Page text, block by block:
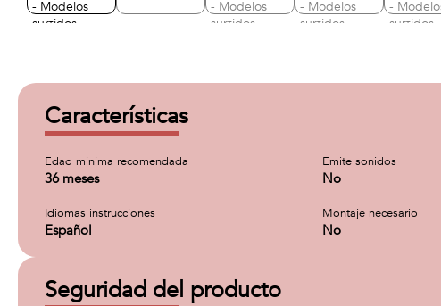
Características
Edad minima recomendada
36 meses
Emite sonidos
No
Idiomas instrucciones
Español
Montaje necesario
No
Seguridad del producto